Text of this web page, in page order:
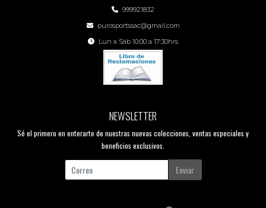
999921832
purosportssac@gmail.com
Lun a Sáb 10:00 a 17:30hrs
NEWSLETTER
Sé el primero en enterarte de nuestras nuevas colecciones, ventas especiales y
beneficios exclusivos.
Enviar